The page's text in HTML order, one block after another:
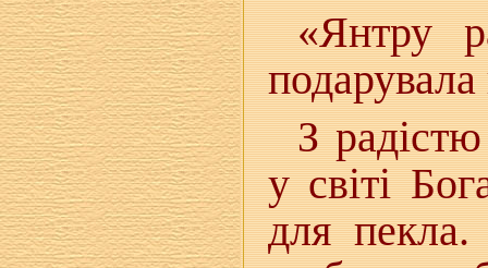
«Янтру
З
у світі
для